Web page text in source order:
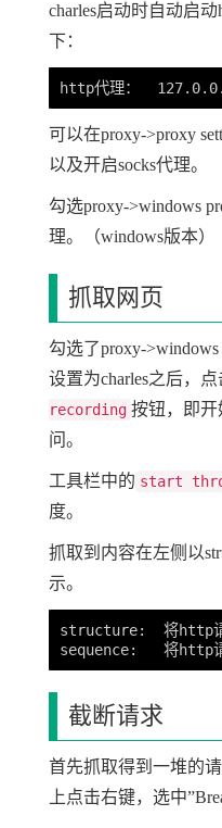
charles启动时自动启
下：
可以在proxy->proxy
以及开启socks代理。
勾选proxy->windows
理。（windows版本）
抓取网页
勾选了proxy-
设置为charles之后，
recording 按钮，即开
问。
工具栏中的 start
度。
抓取到内容在左侧以
示。
structure:  将http请
截断请求
首先抓取得到一堆的
上点击右键，选中